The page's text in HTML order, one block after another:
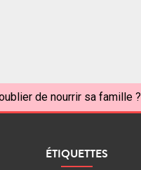
de nourrir sa famille ?
ÉTIQUETTES